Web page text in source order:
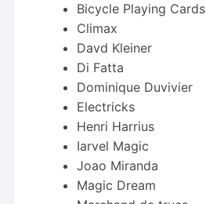
Bicycle Playing Cards
Climax
Davd Kleiner
Di Fatta
Dominique Duvivier
Electricks
Henri Harrius
Iarvel Magic
Joao Miranda
Magic Dream